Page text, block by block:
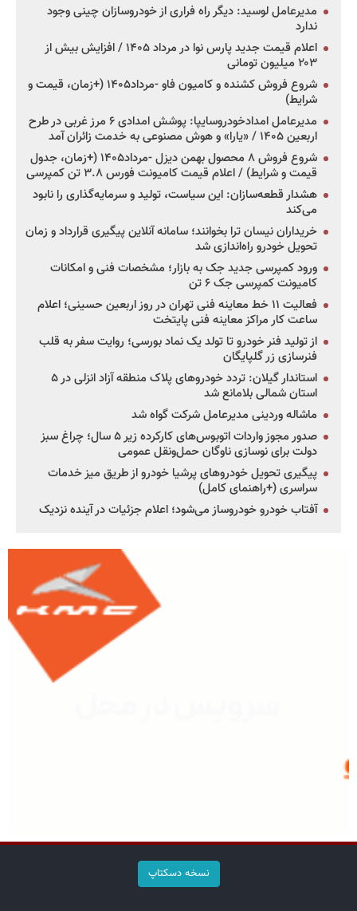
مدیرعامل لوسید: دیگر راه فراری از خودروسازان چینی وجود
ندارد
اعلام قیمت جدید پارس نوا در مرداد ۱۴۰۵ / افزایش بیش از
۲۰۳ میلیون تومانی
شروع فروش کشنده و کامیون فاو -مرداد۱۴۰۵ (+زمان، قیمت و
شرایط)
مدیرعامل امدادخودروسایپا: پوشش امدادی ۶ مرز غربی در طرح
اربعین ۱۴۰۵ / «یارا» و هوش مصنوعی به خدمت زائران آمد
شروع فروش ۸ محصول بهمن دیزل -مرداد۱۴۰۵ (+زمان، جدول
قیمت و شرایط) / اعلام قیمت کامیونت فورس ۳.۸ تن کمپرسی
هشدار قطعه‌سازان: این سیاست، تولید و سرمایه‌گذاری را نابود
می‌کند
خریداران نیسان ترا بخوانند؛ سامانه آنلاین پیگیری قرارداد و زمان
تحویل خودرو راه‌اندازی شد
ورود کمپرسی جدید جک به بازار؛ مشخصات فنی و امکانات
کامیونت کمپرسی جک ۶ تن
فعالیت ۱۱ خط معاینه فنی تهران در روز اربعین حسینی؛ اعلام
ساعت کار مراکز معاینه فنی پایتخت
از تولید فنر خودرو تا تولد یک نماد بورسی؛ روایت سفر به قلب
فنرسازی زر گلپایگان
استاندار گیلان: تردد خودروهای پلاک منطقه آزاد انزلی در ۵
استان شمالی بلامانع شد
ماشاله وردینی مدیرعامل شرکت گواه شد
صدور مجوز واردات اتوبوس‌های کارکرده زیر ۵ سال؛ چراغ سبز
دولت برای نوسازی ناوگان حمل‌ونقل عمومی
پیگیری تحویل خودروهای پرشیا خودرو از طریق میز خدمات
سراسری (+راهنمای کامل)
آفتاب خودرو خودروساز می‌شود؛ اعلام جزئیات در آینده نزدیک
نسخه دسکتاپ